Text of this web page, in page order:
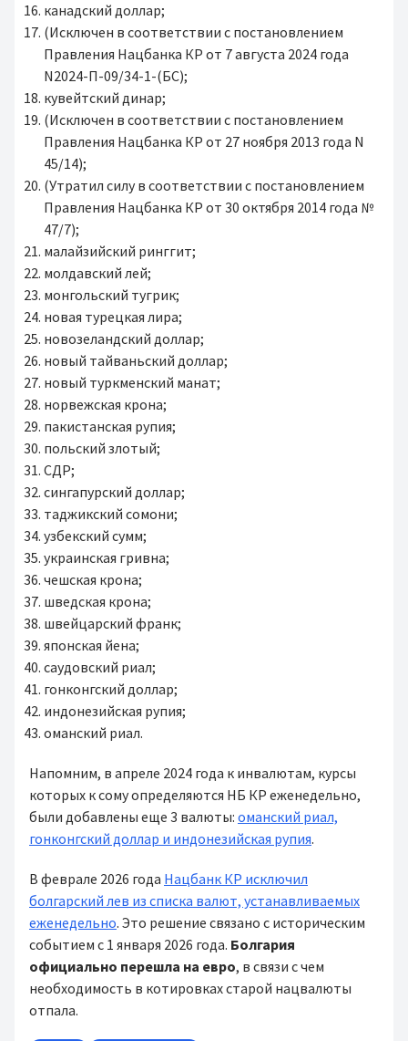
канадский доллар;
(Исключен в соответствии с постановлением
Правления Нацбанка КР от 7 августа 2024 года
N2024-П-09/34-1-(БС);
кувейтский динар;
(Исключен в соответствии с постановлением
Правления Нацбанка КР от 27 ноября 2013 года N
45/14);
(Утратил силу в соответствии с постановлением
Правления Нацбанка КР от 30 октября 2014 года №
47/7);
малайзийский ринггит;
молдавский лей;
монгольский тугрик;
новая турецкая лира;
новозеландский доллар;
новый тайваньский доллар;
новый туркменский манат;
норвежская крона;
пакистанская рупия;
польский злотый;
СДР;
сингапурский доллар;
таджикский сомони;
узбекский сумм;
украинская гривна;
чешская крона;
шведская крона;
швейцарский франк;
японская йена;
саудовский риал;
гонконгский доллар;
индонезийская рупия;
оманский риал.
Напомним, в апреле 2024 года к инвалютам, курсы
которых к сому определяются НБ КР еженедельно,
были добавлены еще 3 валюты: оманский риал,
гонконгский доллар и индонезийская рупия.
В феврале 2026 года Нацбанк КР исключил
болгарский лев из списка валют, устанавливаемых
еженедельно. Это решение связано с историческим
событием с 1 января 2026 года. Болгария
официально перешла на евро, в связи с чем
необходимость в котировках старой нацвалюты
отпала.